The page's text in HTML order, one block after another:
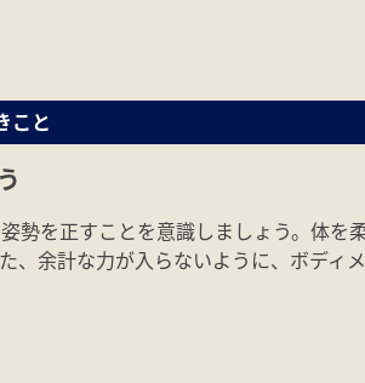
こと
勢を正すことを意識しましょう。体を
、余計な力が入らないように、ボディ